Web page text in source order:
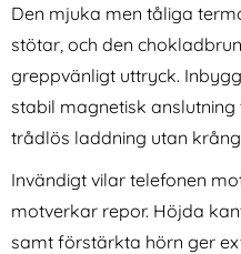
Pacific Blue
iPad 10.2 2019/2020/2021
Fodral Tri-Fold Röd
Art. nr 1187
rea pris
136 krtidigare pris
136 kr
Tillgänglighet:
I lager
Köp
iPad 10.2 2019/2020/
Den mjuka men tåliga
stötar, och den
greppvänligt uttryck.
stabil magnetisk
trådlös laddning utan
Invändigt vilar telefonen
motverkar repor. Höjda
samt förstärkta hörn ger